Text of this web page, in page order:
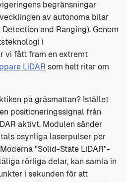
begränsningar
av autonoma bilar
and Ranging). Genom
i
vi fått fram en extremt
LiDAR som helt ritar om
på gräsmattan? Istället
positioneringssignal från
aktivt. Modulen sänder
osynliga laserpulser per
”Solid-State LiDAR”-
rörliga delar, kan samla in
i sekunden för att